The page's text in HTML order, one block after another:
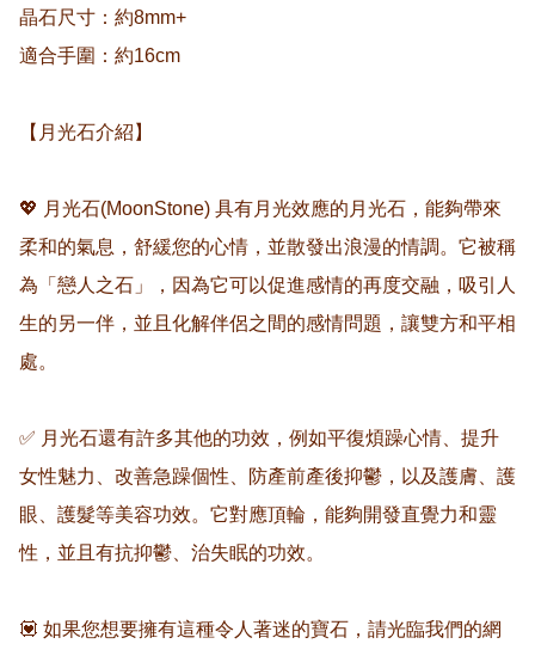
晶石尺寸：約8mm+
適合手圍：約16cm
【月光石介紹】
💖 月光石(MoonStone) 具有月光效應的月光石，能夠帶來
柔和的氣息，舒緩您的心情，並散發出浪漫的情調。它被稱
為「戀人之石」，因為它可以促進感情的再度交融，吸引人
生的另一伴，並且化解伴侶之間的感情問題，讓雙方和平相
處。
✅ 月光石還有許多其他的功效，例如平復煩躁心情、提升
女性魅力、改善急躁個性、防產前產後抑鬱，以及護膚、護
眼、護髮等美容功效。它對應頂輪，能夠開發直覺力和靈
性，並且有抗抑鬱、治失眠的功效。
💟 如果您想要擁有這種令人著迷的寶石，請光臨我們的網